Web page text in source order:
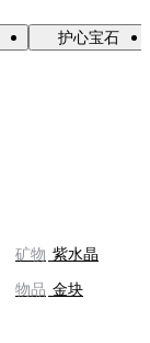
护心宝石
矿物 紫水晶
物品 金块